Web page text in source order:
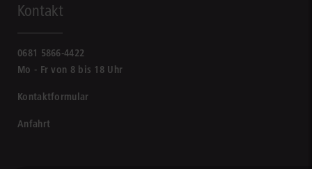
Kontakt
0681 5866-4422
Mo - Fr von 8 bis 18 Uhr
Kontaktformular
Anfahrt